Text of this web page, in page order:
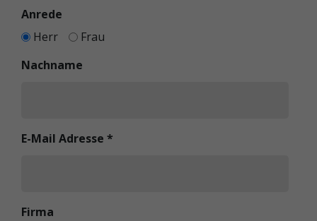
Anrede
Herr
Frau
Nachname
E-Mail Adresse *
Firma